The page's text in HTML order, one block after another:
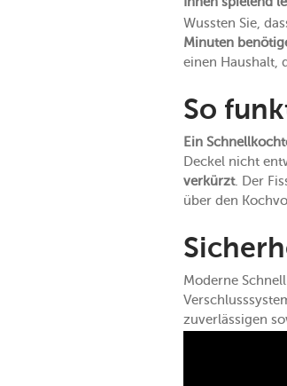
Wussten Sie,
Minuten
einen Haushalt,
So
Ein
Deckel nicht
verkürzt. Der
über den
Moderne
zuverlässigen